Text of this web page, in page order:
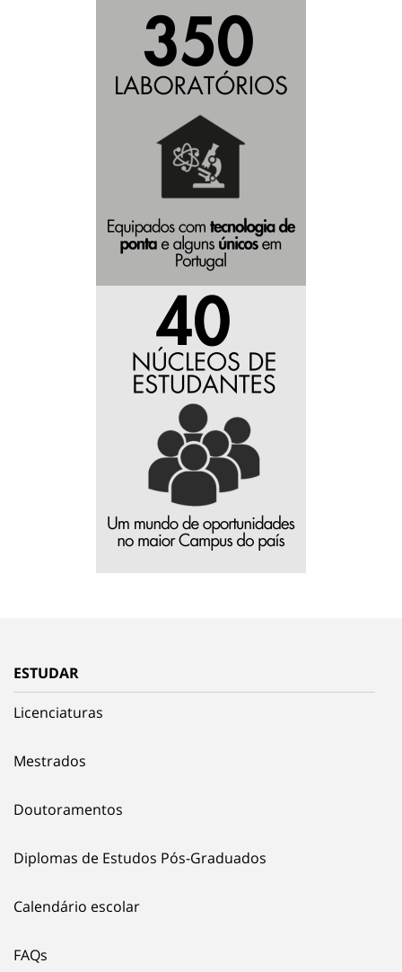
ESTUDAR
Licenciaturas
Mestrados
Doutoramentos
Diplomas de Estudos Pós-Graduados
Calendário escolar
FAQs